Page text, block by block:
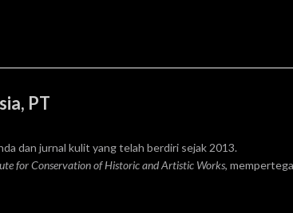
PT
dan jurnal kulit yang telah berdiri sejak 2013.
for Conservation of Historic and Artistic Works,